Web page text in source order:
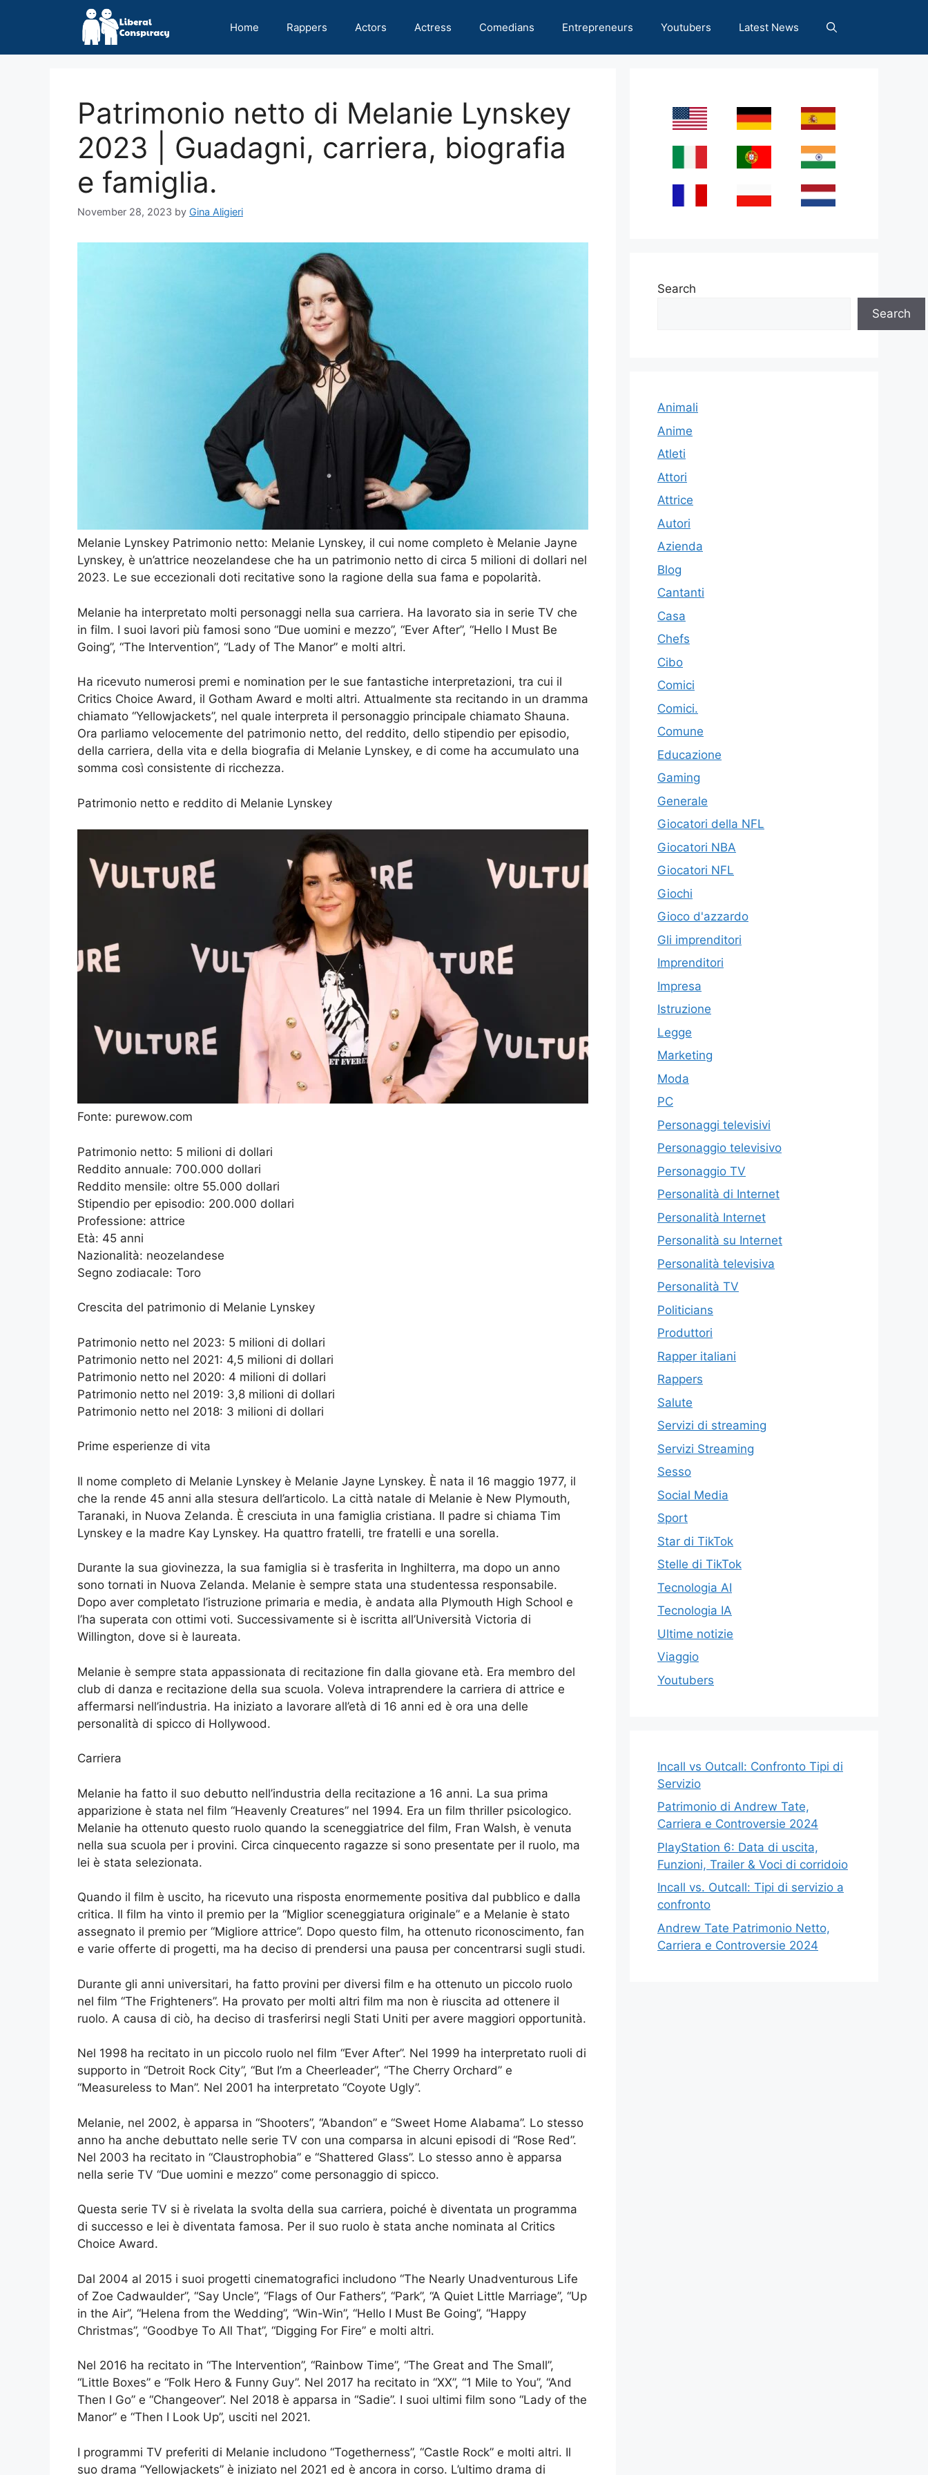
Home Rappers Actors Actress Comedians Entrepreneurs Youtubers Latest News
Patrimonio netto di Melanie Lynskey
2023 | Guadagni, carriera, biografia
e famiglia.
November 28, 2023 by Gina Aligieri
Melanie Lynskey Patrimonio netto: Melanie Lynskey, il cui nome completo è Melanie Jayne
Lynskey, è un’attrice neozelandese che ha un patrimonio netto di circa 5 milioni di dollari nel
2023. Le sue eccezionali doti recitative sono la ragione della sua fama e popolarità.
Melanie ha interpretato molti personaggi nella sua carriera. Ha lavorato sia in serie TV che
in film. I suoi lavori più famosi sono “Due uomini e mezzo”, “Ever After”, “Hello I Must Be
Going”, “The Intervention”, “Lady of The Manor” e molti altri.
Ha ricevuto numerosi premi e nomination per le sue fantastiche interpretazioni, tra cui il
Critics Choice Award, il Gotham Award e molti altri. Attualmente sta recitando in un dramma
chiamato “Yellowjackets”, nel quale interpreta il personaggio principale chiamato Shauna.
Ora parliamo velocemente del patrimonio netto, del reddito, dello stipendio per episodio,
della carriera, della vita e della biografia di Melanie Lynskey, e di come ha accumulato una
somma così consistente di ricchezza.
Patrimonio netto e reddito di Melanie Lynskey
Fonte: purewow.com
Patrimonio netto: 5 milioni di dollari
Reddito annuale: 700.000 dollari
Reddito mensile: oltre 55.000 dollari
Stipendio per episodio: 200.000 dollari
Professione: attrice
Età: 45 anni
Nazionalità: neozelandese
Segno zodiacale: Toro
Crescita del patrimonio di Melanie Lynskey
Patrimonio netto nel 2023: 5 milioni di dollari
Patrimonio netto nel 2021: 4,5 milioni di dollari
Patrimonio netto nel 2020: 4 milioni di dollari
Patrimonio netto nel 2019: 3,8 milioni di dollari
Patrimonio netto nel 2018: 3 milioni di dollari
Prime esperienze di vita
Il nome completo di Melanie Lynskey è Melanie Jayne Lynskey. È nata il 16 maggio 1977, il
che la rende 45 anni alla stesura dell’articolo. La città natale di Melanie è New Plymouth,
Taranaki, in Nuova Zelanda. È cresciuta in una famiglia cristiana. Il padre si chiama Tim
Lynskey e la madre Kay Lynskey. Ha quattro fratelli, tre fratelli e una sorella.
Durante la sua giovinezza, la sua famiglia si è trasferita in Inghilterra, ma dopo un anno
sono tornati in Nuova Zelanda. Melanie è sempre stata una studentessa responsabile.
Dopo aver completato l’istruzione primaria e media, è andata alla Plymouth High School e
l’ha superata con ottimi voti. Successivamente si è iscritta all’Università Victoria di
Willington, dove si è laureata.
Melanie è sempre stata appassionata di recitazione fin dalla giovane età. Era membro del
club di danza e recitazione della sua scuola. Voleva intraprendere la carriera di attrice e
affermarsi nell’industria. Ha iniziato a lavorare all’età di 16 anni ed è ora una delle
personalità di spicco di Hollywood.
Carriera
Melanie ha fatto il suo debutto nell’industria della recitazione a 16 anni. La sua prima
apparizione è stata nel film “Heavenly Creatures” nel 1994. Era un film thriller psicologico.
Melanie ha ottenuto questo ruolo quando la sceneggiatrice del film, Fran Walsh, è venuta
nella sua scuola per i provini. Circa cinquecento ragazze si sono presentate per il ruolo, ma
lei è stata selezionata.
Quando il film è uscito, ha ricevuto una risposta enormemente positiva dal pubblico e dalla
critica. Il film ha vinto il premio per la “Miglior sceneggiatura originale” e a Melanie è stato
assegnato il premio per “Migliore attrice”. Dopo questo film, ha ottenuto riconoscimento, fan
e varie offerte di progetti, ma ha deciso di prendersi una pausa per concentrarsi sugli studi.
Durante gli anni universitari, ha fatto provini per diversi film e ha ottenuto un piccolo ruolo
nel film “The Frighteners”. Ha provato per molti altri film ma non è riuscita ad ottenere il
ruolo. A causa di ciò, ha deciso di trasferirsi negli Stati Uniti per avere maggiori opportunità.
Nel 1998 ha recitato in un piccolo ruolo nel film “Ever After”. Nel 1999 ha interpretato ruoli di
supporto in “Detroit Rock City”, “But I’m a Cheerleader”, “The Cherry Orchard” e
“Measureless to Man”. Nel 2001 ha interpretato “Coyote Ugly”.
Melanie, nel 2002, è apparsa in “Shooters”, “Abandon” e “Sweet Home Alabama”. Lo stesso
anno ha anche debuttato nelle serie TV con una comparsa in alcuni episodi di “Rose Red”.
Nel 2003 ha recitato in “Claustrophobia” e “Shattered Glass”. Lo stesso anno è apparsa
nella serie TV “Due uomini e mezzo” come personaggio di spicco.
Questa serie TV si è rivelata la svolta della sua carriera, poiché è diventata un programma
di successo e lei è diventata famosa. Per il suo ruolo è stata anche nominata al Critics
Choice Award.
Dal 2004 al 2015 i suoi progetti cinematografici includono “The Nearly Unadventurous Life
of Zoe Cadwaulder”, “Say Uncle”, “Flags of Our Fathers”, “Park”, “A Quiet Little Marriage”, “Up
in the Air”, “Helena from the Wedding”, “Win-Win”, “Hello I Must Be Going”, “Happy
Christmas”, “Goodbye To All That”, “Digging For Fire” e molti altri.
Nel 2016 ha recitato in “The Intervention”, “Rainbow Time”, “The Great and The Small”,
“Little Boxes” e “Folk Hero & Funny Guy”. Nel 2017 ha recitato in “XX”, “1 Mile to You”, “And
Then I Go” e “Changeover”. Nel 2018 è apparsa in “Sadie”. I suoi ultimi film sono “Lady of the
Manor” e “Then I Look Up”, usciti nel 2021.
I programmi TV preferiti di Melanie includono “Togetherness”, “Castle Rock” e molti altri. Il
suo drama “Yellowjackets” è iniziato nel 2021 ed è ancora in corso. L’ultimo drama di
Search
Search
Animali
Anime
Atleti
Attori
Attrice
Autori
Azienda
Blog
Cantanti
Casa
Chefs
Cibo
Comici
Comici.
Comune
Educazione
Gaming
Generale
Giocatori della NFL
Giocatori NBA
Giocatori NFL
Giochi
Gioco d'azzardo
Gli imprenditori
Imprenditori
Impresa
Istruzione
Legge
Marketing
Moda
PC
Personaggi televisivi
Personaggio televisivo
Personaggio TV
Personalità di Internet
Personalità Internet
Personalità su Internet
Personalità televisiva
Personalità TV
Politicians
Produttori
Rapper italiani
Rappers
Salute
Servizi di streaming
Servizi Streaming
Sesso
Social Media
Sport
Star di TikTok
Stelle di TikTok
Tecnologia AI
Tecnologia IA
Ultime notizie
Viaggio
Youtubers
Incall vs Outcall: Confronto Tipi di
Servizio
Patrimonio di Andrew Tate,
Carriera e Controversie 2024
PlayStation 6: Data di uscita,
Funzioni, Trailer & Voci di corridoio
Incall vs. Outcall: Tipi di servizio a
confronto
Andrew Tate Patrimonio Netto,
Carriera e Controversie 2024